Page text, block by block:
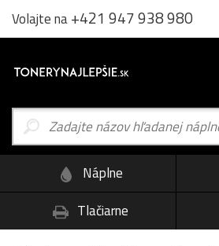
Volajte na+421 947 938 980
Náplne
Tlačiarne